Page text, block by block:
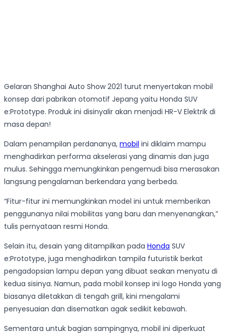
Gelaran Shanghai Auto Show 2021 turut menyertakan mobil
konsep dari pabrikan otomotif Jepang yaitu Honda SUV
e:Prototype. Produk ini disinyalir akan menjadi HR-V Elektrik di
masa depan!
Dalam penampilan perdananya, mobil ini diklaim mampu
menghadirkan performa akselerasi yang dinamis dan juga
mulus. Sehingga memungkinkan pengemudi bisa merasakan
langsung pengalaman berkendara yang berbeda.
“Fitur-fitur ini memungkinkan model ini untuk memberikan
penggunanya nilai mobilitas yang baru dan menyenangkan,”
tulis pernyataan resmi Honda.
Selain itu, desain yang ditampilkan pada Honda SUV
e:Prototype, juga menghadirkan tampila futuristik berkat
pengadopsian lampu depan yang dibuat seakan menyatu di
kedua sisinya. Namun, pada mobil konsep ini logo Honda yang
biasanya diletakkan di tengah grill, kini mengalami
penyesuaian dan disematkan agak sedikit kebawah.
Sementara untuk bagian sampingnya, mobil ini diperkuat